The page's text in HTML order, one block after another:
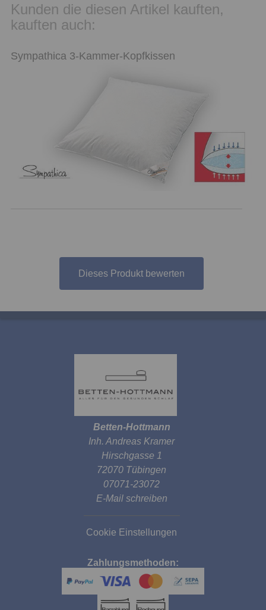
Kunden die diesen Artikel kauften,
kauften auch:
Sympathica 3-Kammer-Kopfkissen
Dieses Produkt bewerten
Betten-Hottmann
Inh. Andreas Kramer
Hirschgasse 1
72070 Tübingen
07071-23072
E-Mail schreiben
Cookie Einstellungen
Zahlungsmethoden: